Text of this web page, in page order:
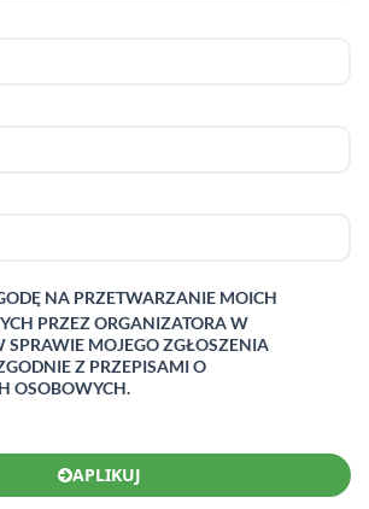
NA PRZETWARZANIE MOICH
PRZEZ ORGANIZATORA W
SPRAWIE MOJEGO ZGŁOSZENIA
Z PRZEPISAMI O
OSOBOWYCH.
APLIKUJ